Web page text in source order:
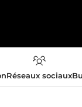
Réseaux sociaux